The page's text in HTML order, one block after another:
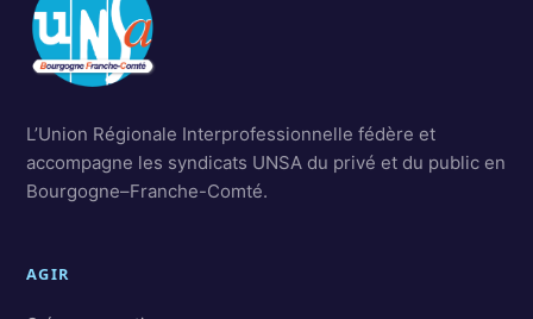
L’Union Régionale Interprofessionnelle fédère et
accompagne les syndicats UNSA du privé et du public en
Bourgogne–Franche-Comté.
AGIR